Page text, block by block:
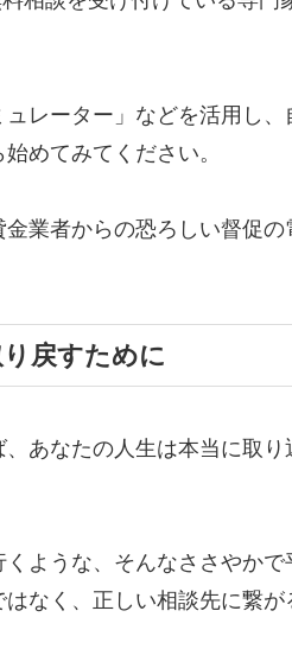
レーター」などを活用し
めてみてください。
業者からの恐ろしい督促の
戻すために
あなたの人生は本当に取
ような、そんなささやかで
なく、正しい相談先に繋が